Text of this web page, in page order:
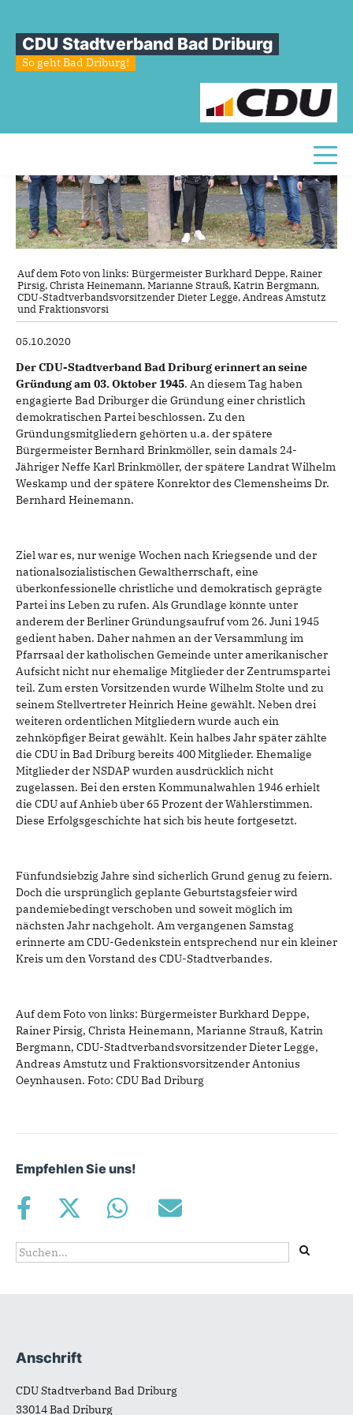
CDU Stadtverband Bad Driburg
So geht Bad Driburg!
Auf dem Foto von links: Bürgermeister Burkhard Deppe, Rainer
Pirsig, Christa Heinemann, Marianne Strauß, Katrin Bergmann,
CDU-Stadtverbandsvorsitzender Dieter Legge, Andreas Amstutz
und Fraktionsvorsi
05.10.2020
Der CDU-Stadtverband Bad Driburg erinnert an seine
Gründung am 03. Oktober 1945. An diesem Tag haben
engagierte Bad Driburger die Gründung einer christlich
demokratischen Partei beschlossen. Zu den
Gründungsmitgliedern gehörten u.a. der spätere
Bürgermeister Bernhard Brinkmöller, sein damals 24-
Jähriger Neffe Karl Brinkmöller, der spätere Landrat Wilhelm
Weskamp und der spätere Konrektor des Clemensheims Dr.
Bernhard Heinemann.
Ziel war es, nur wenige Wochen nach Kriegsende und der
nationalsozialistischen Gewaltherrschaft, eine
überkonfessionelle christliche und demokratisch geprägte
Partei ins Leben zu rufen. Als Grundlage könnte unter
anderem der Berliner Gründungsaufruf vom 26. Juni 1945
gedient haben. Daher nahmen an der Versammlung im
Pfarrsaal der katholischen Gemeinde unter amerikanischer
Aufsicht nicht nur ehemalige Mitglieder der Zentrumspartei
teil. Zum ersten Vorsitzenden wurde Wilhelm Stolte und zu
seinem Stellvertreter Heinrich Heine gewählt. Neben drei
weiteren ordentlichen Mitgliedern wurde auch ein
zehnköpfiger Beirat gewählt. Kein halbes Jahr später zählte
die CDU in Bad Driburg bereits 400 Mitglieder. Ehemalige
Mitglieder der NSDAP wurden ausdrücklich nicht
zugelassen. Bei den ersten Kommunalwahlen 1946 erhielt
die CDU auf Anhieb über 65 Prozent der Wählerstimmen.
Diese Erfolgsgeschichte hat sich bis heute fortgesetzt.
Fünfundsiebzig Jahre sind sicherlich Grund genug zu feiern.
Doch die ursprünglich geplante Geburtstagsfeier wird
pandemiebedingt verschoben und soweit möglich im
nächsten Jahr nachgeholt. Am vergangenen Samstag
erinnerte am CDU-Gedenkstein entsprechend nur ein kleiner
Kreis um den Vorstand des CDU-Stadtverbandes.
Auf dem Foto von links: Bürgermeister Burkhard Deppe,
Rainer Pirsig, Christa Heinemann, Marianne Strauß, Katrin
Bergmann, CDU-Stadtverbandsvorsitzender Dieter Legge,
Andreas Amstutz und Fraktionsvorsitzender Antonius
Oeynhausen. Foto: CDU Bad Driburg
Empfehlen Sie uns!
Suchformular
Suche
Fußbereich
Anschrift
CDU Stadtverband Bad Driburg
33014Bad Driburg